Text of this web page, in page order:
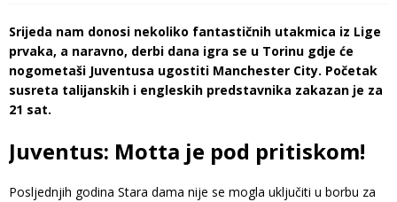
Srijeda nam donosi nekoliko fantastičnih utakmica iz Lige
prvaka, a naravno, derbi dana igra se u Torinu gdje će
nogometaši Juventusa ugostiti Manchester City. Početak
susreta talijanskih i engleskih predstavnika zakazan je za
21 sat.
Juventus: Motta je pod pritiskom!
Posljednjih godina Stara dama nije se mogla uključiti u borbu za